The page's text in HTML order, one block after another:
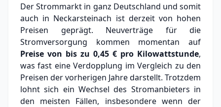
Der Strommarkt in ganz Deutschland und somit
auch in Neckarsteinach ist derzeit von hohen
Preisen geprägt. Neuverträge für die
Stromversorgung kommen momentan auf
Preise von bis zu 0,45 € pro Kilowattstunde,
was fast eine Verdopplung im Vergleich zu den
Preisen der vorherigen Jahre darstellt. Trotzdem
lohnt sich ein Wechsel des Stromanbieters in
den meisten Fällen, insbesondere wenn der